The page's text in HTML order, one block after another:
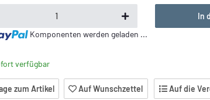
In
Komponenten werden geladen ...
verfügbar
zum Artikel Auf Wunschzettel Auf die